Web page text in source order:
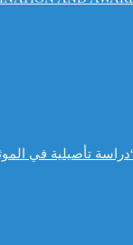
تأصيلية في